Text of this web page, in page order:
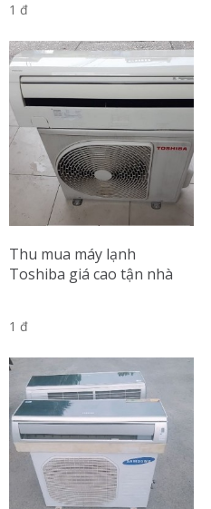
1 đ
Thu mua máy lạnh
Toshiba giá cao tận nhà
1 đ